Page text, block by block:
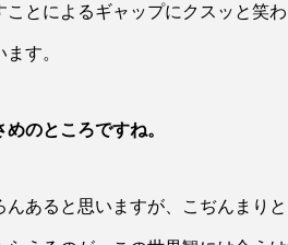
とによるギャップにクスッと笑
す。
のところですね。
あると思いますが、こぢんまり